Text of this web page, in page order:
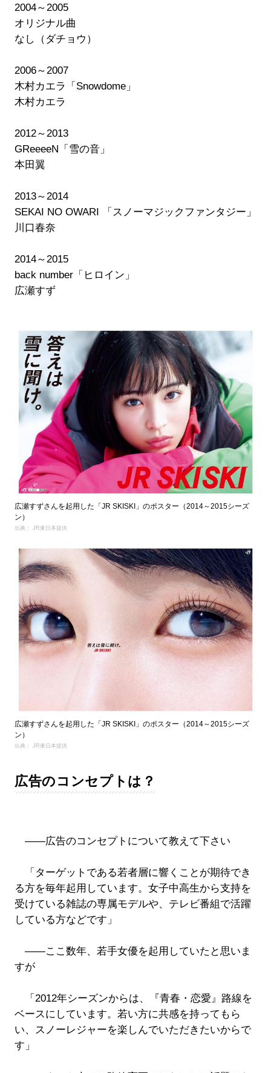
2004～2005
オリジナル曲
なし（ダチョウ）
2006～2007
木村カエラ「Snowdome」
木村カエラ
2012～2013
GReeeeN「雪の音」
本田翼
2013～2014
SEKAI NO OWARI 「スノーマジックファンタジー」
川口春奈
2014～2015
back number「ヒロイン」
広瀬すず
広瀬すずさんを起用した「JR SKISKI」のポスター（2014～2015シーズ
ン）
出典： JR東日本提供
広瀬すずさんを起用した「JR SKISKI」のポスター（2014～2015シーズ
ン）
出典： JR東日本提供
広告のコンセプトは？
――広告のコンセプトについて教えて下さい
「ターゲットである若者層に響くことが期待でき
る方を毎年起用しています。女子中高生から支持を
受けている雑誌の専属モデルや、テレビ番組で活躍
している方などです」
――ここ数年、若手女優を起用していたと思いま
すが
「2012年シーズンからは、『青春・恋愛』路線を
ベースにしています。若い方に共感を持ってもら
い、スノーレジャーを楽しんでいただきたいからで
す」